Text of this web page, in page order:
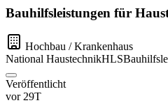
Bauhilfsleistungen für
Hochbau / Krankenhaus
National HaustechnikHLS
Veröffentlicht
vor 29T